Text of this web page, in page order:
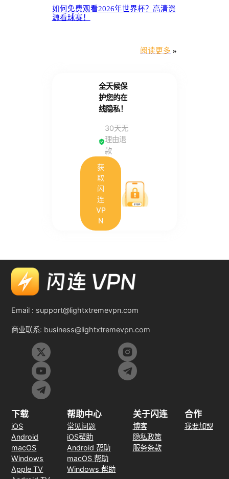
如何免费观看2026年世界杯？高清资
源看球赛！
阅读更多 »
全天候保
护您的在
线隐私！
30天无
理由退
款
获
取
闪
连
VP
N
Email : support@lightxtremevpn.com
商业联系: business@lightxtremevpn.com
下载
iOS
Android
macOS
Windows
Apple TV
帮助中心
常见问题
iOS帮助
Android 帮助
macOS 帮助
Windows 帮助
关于闪连
博客
隐私政策
服务条款
合作
我要加盟